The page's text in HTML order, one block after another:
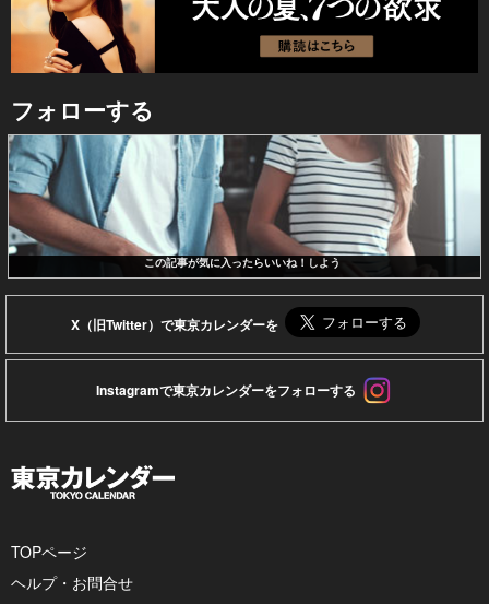
フォローする
この記事が気に入ったらいいね！しよう
X（旧Twitter）で東京カレンダーを
Instagramで東京カレンダーをフォローする
TOPページ
ヘルプ・お問合せ